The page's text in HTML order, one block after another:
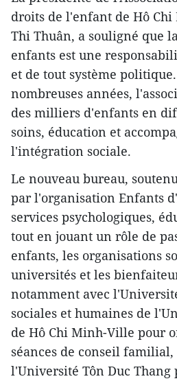
droits de l'enfant de Hô
Thi Thuân, a souligné que
enfants est une
et de tout système
nombreuses années,
des milliers d'enfants en
soins, éducation et
l'intégration sociale.
Le nouveau bureau,
par l'organisation Enfants
services psychologiques,
tout en jouant un rôle de
enfants, les organisations
universités et les
notamment avec
sociales et humaines de
de Hô Chi Minh-Ville pour
séances de conseil
l'Université Tôn Duc Thang